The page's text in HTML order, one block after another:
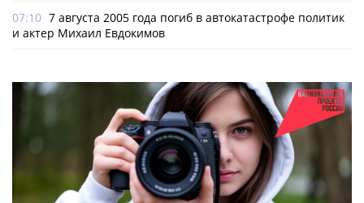
07:10 7 августа 2005 года погиб в автокатастрофе политик
и актер Михаил Евдокимов